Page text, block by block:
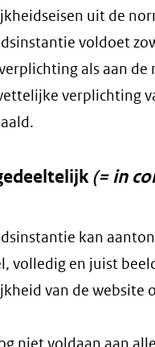
uit de
voldoet
als aan de
verplichting
(= in
kan
volledig en juist
van de website